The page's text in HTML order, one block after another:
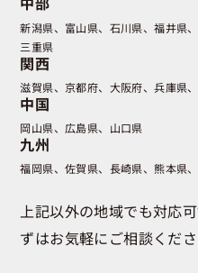
新潟県 富山県 石川県 福井県
三重県
関西
滋賀県 京都府 大阪府 兵庫県
中国
岡山県 広島県 山口県
九州
福岡県 佐賀県 長崎県 熊本県
上記以外の地域でも対応
ずはお気軽にご相談くださ